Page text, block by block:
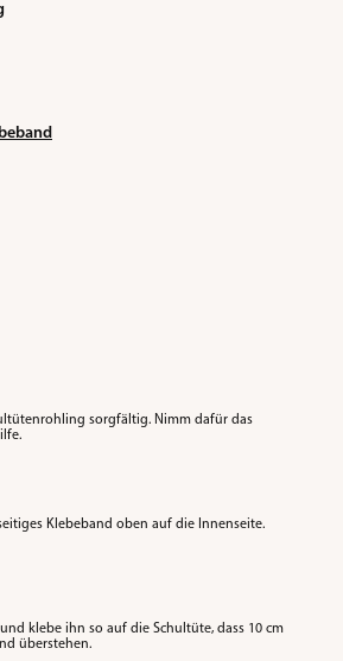
sorgfältig. Nimm dafür das
Klebeband oben auf die Innenseite.
und klebe ihn so auf die Schultüte, dass 10 cm
überstehen.